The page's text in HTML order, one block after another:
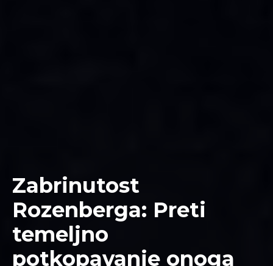
Zabrinutost
Rozenberga: Preti
temeljno
potkopavanje onoga